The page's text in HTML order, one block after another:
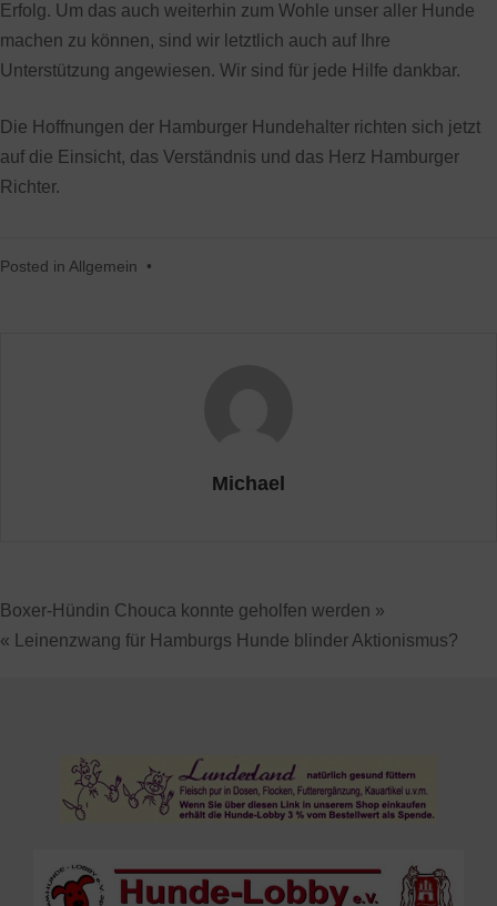
Erfolg. Um das auch weiterhin zum Wohle unser aller Hunde
machen zu können, sind wir letztlich auch auf Ihre
Unterstützung angewiesen. Wir sind für jede Hilfe dankbar.
Die Hoffnungen der Hamburger Hundehalter richten sich jetzt
auf die Einsicht, das Verständnis und das Herz Hamburger
Richter.
Posted in Allgemein •
Michael
Boxer-Hündin Chouca konnte geholfen werden »
« Leinenzwang für Hamburgs Hunde blinder Aktionismus?